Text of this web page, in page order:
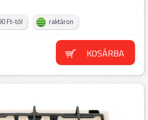
Ft-tól raktáron
KOSÁRBA